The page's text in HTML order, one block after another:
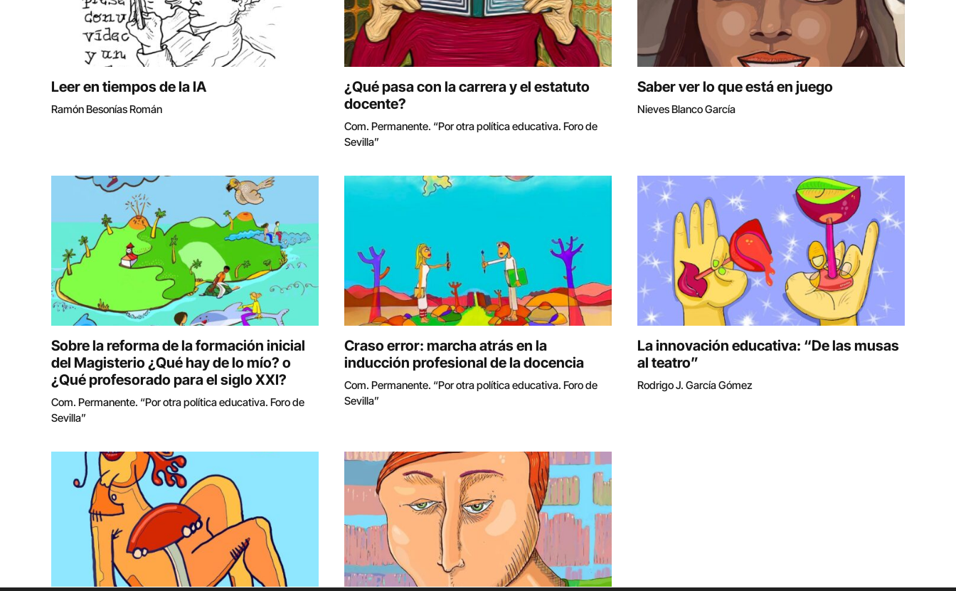
Leer en tiempos de la IA
Ramón Besonías Román
¿Qué pasa con la carrera y el estatuto
docente?
Com. Permanente. “Por otra política educativa. Foro de
Sevilla”
Saber ver lo que está en juego
Nieves Blanco García
Sobre la reforma de la formación inicial
del Magisterio ¿Qué hay de lo mío? o
¿Qué profesorado para el siglo XXI?
Com. Permanente. “Por otra política educativa. Foro de
Sevilla”
Craso error: marcha atrás en la
inducción profesional de la docencia
Com. Permanente. “Por otra política educativa. Foro de
Sevilla”
La innovación educativa: “De las musas
al teatro”
Rodrigo J. García Gómez